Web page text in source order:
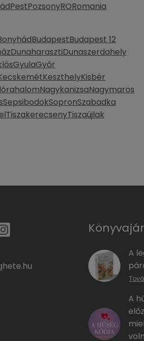
PestPozsonyRORomania
BudapestBudapest 12
DunaharasztiDunaszerdahely
GyulaGyőr
KeszthelyKisbér
NagykanizsaNagymaros
SepsibodokSopronSzabadka
TiszakerecsenyTiszaújlak
A
A